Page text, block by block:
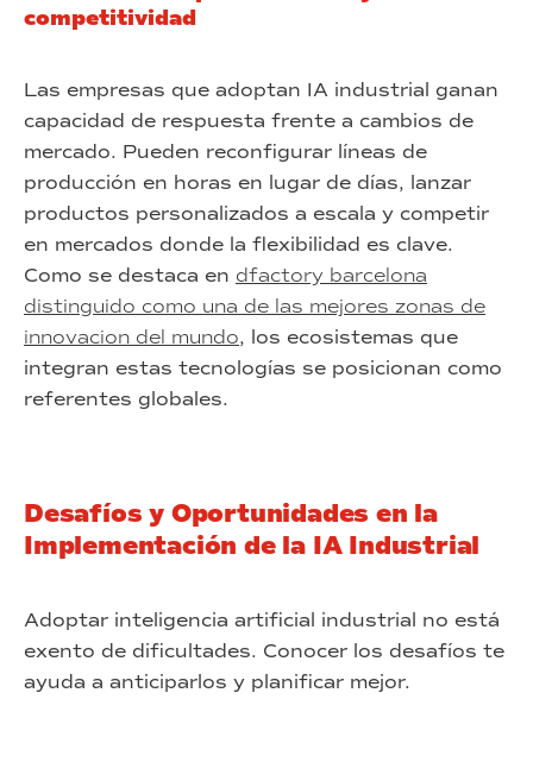
competitividad
Las empresas que adoptan IA industrial ganan
capacidad de respuesta frente a cambios de
mercado. Pueden reconfigurar líneas de
producción en horas en lugar de días, lanzar
productos personalizados a escala y competir
en mercados donde la flexibilidad es clave.
Como se destaca en dfactory barcelona
distinguido como una de las mejores zonas de
innovacion del mundo, los ecosistemas que
integran estas tecnologías se posicionan como
referentes globales.
Desafíos y Oportunidades en la
Implementación de la IA Industrial
Adoptar inteligencia artificial industrial no está
exento de dificultades. Conocer los desafíos te
ayuda a anticiparlos y planificar mejor.